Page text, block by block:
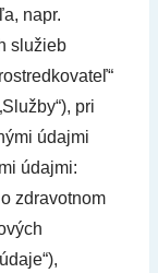
napr.
služieb
pri
údajmi
údajmi:
zdravotnom